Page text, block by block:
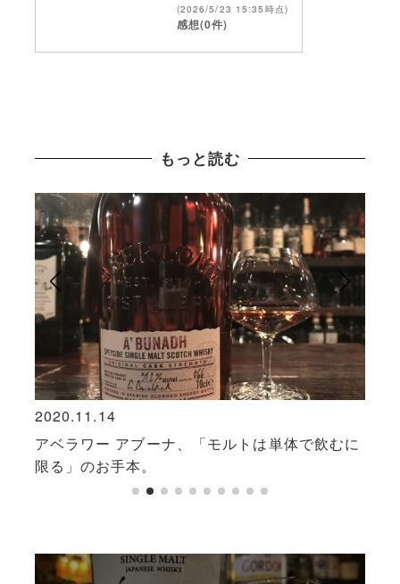
(2026/5/23 15:35時点)
感想(0件)
もっと読む
2020.11.14
アベラワー アブーナ、「モルトは単体で飲むに
限る」のお手本。